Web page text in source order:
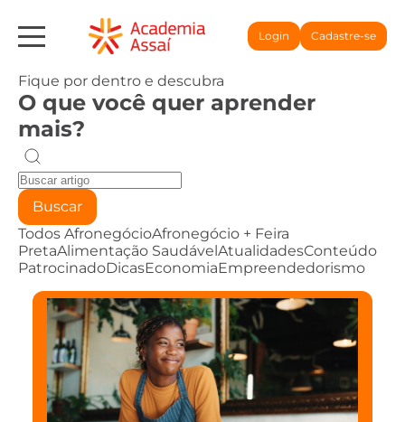
Login Cadastre-se
Fique por dentro e descubra
O que você quer aprender
mais?
Buscar
Todos AfronegócioAfronegócio + Feira
PretaAlimentação SaudávelAtualidadesConteúdo
PatrocinadoDicasEconomiaEmpreendedorismo